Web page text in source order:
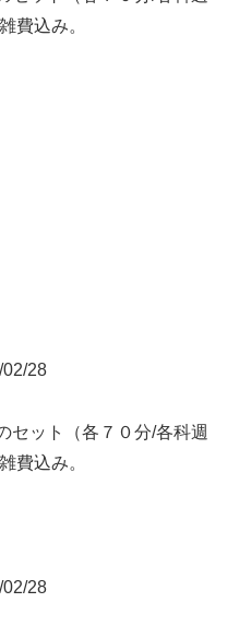
費込み。
28
セット（各７０分/各科週
費込み。
28